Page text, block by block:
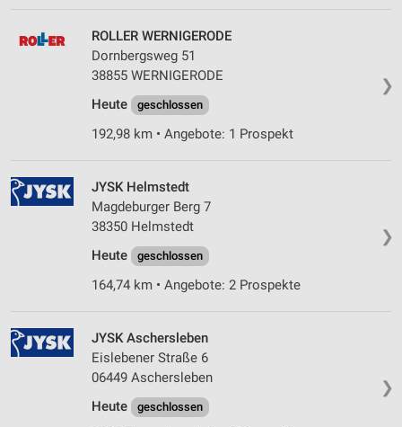
❯
ROLLER WERNIGERODE
Dornbergsweg 51
38855 WERNIGERODE
Heute
geschlossen
192,98 km • Angebote: 1 Prospekt
❯
JYSK Helmstedt
Magdeburger Berg 7
38350 Helmstedt
Heute
geschlossen
164,74 km • Angebote: 2 Prospekte
❯
JYSK Aschersleben
Eislebener Straße 6
06449 Aschersleben
Heute
geschlossen